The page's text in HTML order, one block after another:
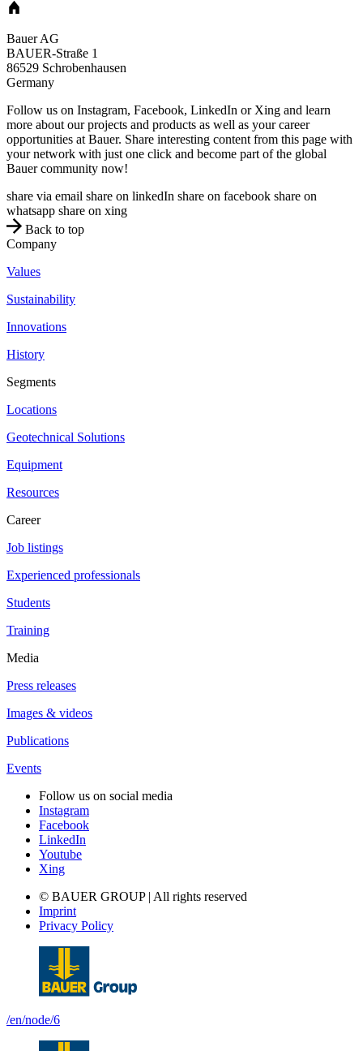
Bauer AG
BAUER-Straße 1
86529 Schrobenhausen
Germany
Follow us on Instagram, Facebook, LinkedIn or Xing and learn
more about our projects and products as well as your career
opportunities at Bauer. Share interesting content from this page with
your network with just one click and become part of the global
Bauer community now!
share via email share on linkedIn share on facebook share on
whatsapp share on xing
Back to top
Company
Values
Sustainability
Innovations
History
Segments
Locations
Geotechnical Solutions
Equipment
Resources
Career
Job listings
Experienced professionals
Students
Training
Media
Press releases
Images & videos
Publications
Events
Follow us on social media
Instagram
Facebook
LinkedIn
Youtube
Xing
© BAUER GROUP | All rights reserved
Imprint
Privacy Policy
/en/node/6